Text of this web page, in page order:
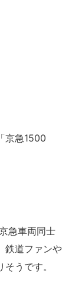
京急1500
急車両同士
鉄道ファンや
うです。